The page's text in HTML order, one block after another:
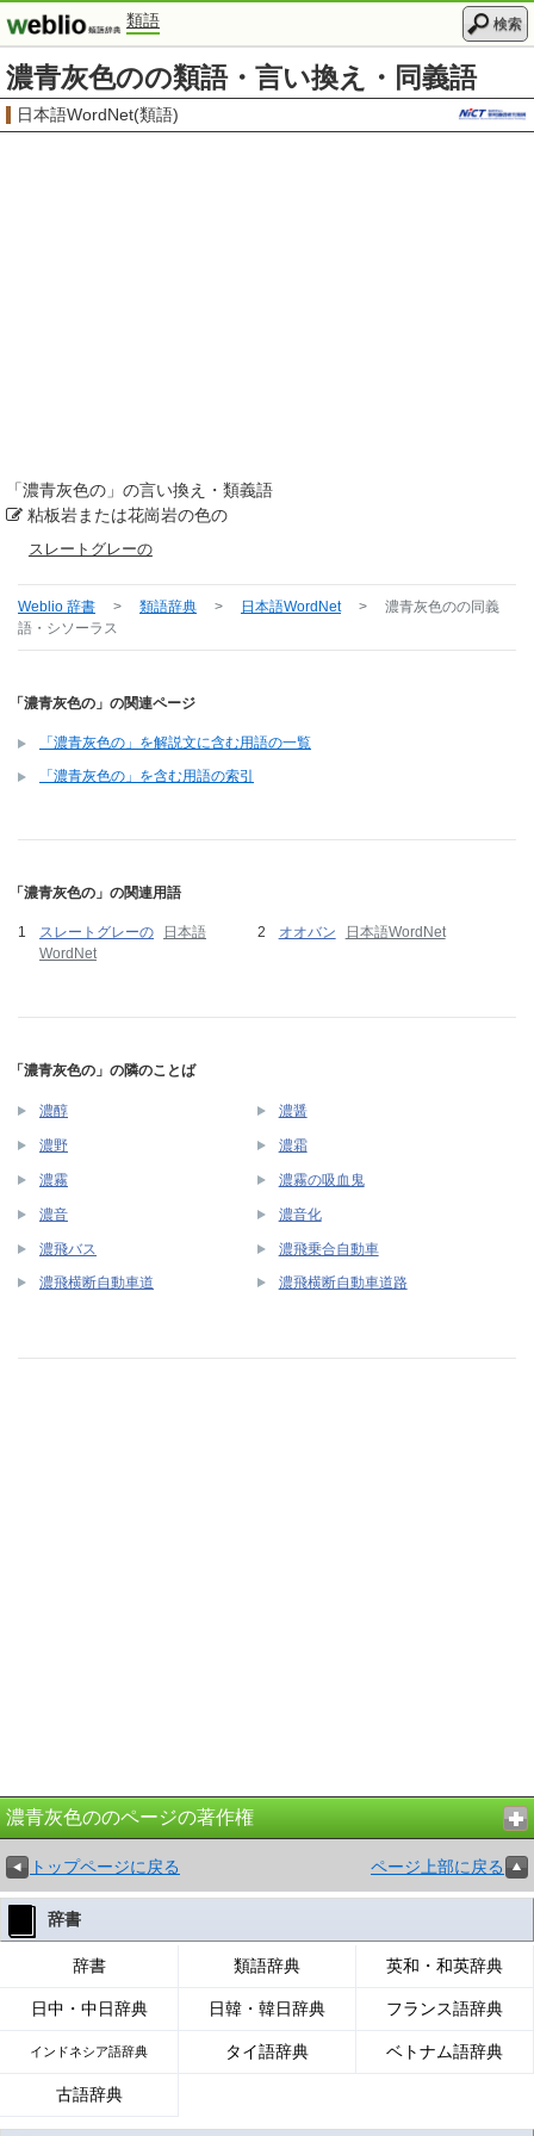
類語 検索
濃青灰色のの類語・言い換え・同義語
日本語WordNet(類語)
「濃青灰色の 」の言い換え・類義語
粘板岩または花崗岩の色の
スレートグレーの
Weblio 辞書 > 類語辞典 > 日本語WordNet > 濃青灰色のの同義
語・シソーラス
「濃青灰色の」の関連ページ
「濃青灰色の」を解説文に含む用語の一覧
「濃青灰色の」を含む用語の索引
「濃青灰色の」の関連用語
スレートグレーの
日本語
WordNet
オオバン 日本語WordNet
「濃青灰色の」の隣のことば
濃醇 濃醤
濃野 濃霜
濃霧 濃霧の吸血鬼
濃音 濃音化
濃飛バス 濃飛乗合自動車
濃飛横断自動車道 濃飛横断自動車道路
濃青灰色ののページの著作権
トップページに戻る ページ上部に戻る
辞書
辞書 類語辞典 英和・和英辞典
日中・中日辞典 日韓・韓日辞典 フランス語辞典
インドネシア語辞典 タイ語辞典 ベトナム語辞典
古語辞典